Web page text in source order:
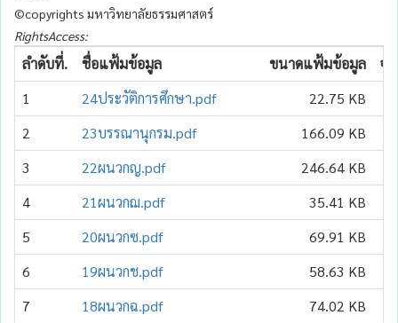
©copyrights มหาวิทยาลัยธรรมศาสตร์
RightsAccess:
ลำดับที่. ชื่อแฟ้มข้อมูล ขนาดแฟ้มข้อมูล
จ
1
24ประวัติการศึกษา.pdf
22.75 KB
2
23บรรณานุกรม.pdf
166.09 KB
3
22ผนวกญ.pdf
246.64 KB
4
21ผนวกฌ.pdf
35.41 KB
5
20ผนวกซ.pdf
69.91 KB
6
19ผนวกช.pdf
58.63 KB
7
18ผนวกฉ.pdf
74.02 KB